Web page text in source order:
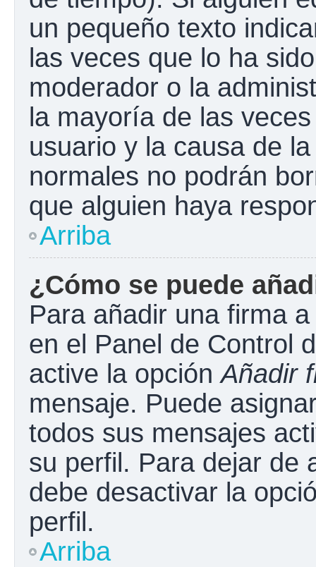
un pequeño texto
las veces que lo ha
moderador o la
la mayoría de las
usuario y la causa de
normales no podrán
que alguien haya
Arriba
¿Cómo se puede
Para añadir una firma
en el Panel de Control
active la opciónAñadir
mensaje. Puede
todos sus mensajes
su perfil. Para dejar de
debe desactivar la
perfil.
Arriba